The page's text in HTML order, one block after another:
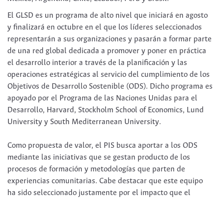
El GLSD es un programa de alto nivel que iniciará en agosto
y finalizará en octubre en el que los líderes seleccionados
representarán a sus organizaciones y pasarán a formar parte
de una red global dedicada a promover y poner en práctica
el desarrollo interior a través de la planificación y las
operaciones estratégicas al servicio del cumplimiento de los
Objetivos de Desarrollo Sostenible (ODS). Dicho programa es
apoyado por el Programa de las Naciones Unidas para el
Desarrollo, Harvard, Stockholm School of Economics, Lund
University y South Mediterranean University.
Como propuesta de valor, el PIS busca aportar a los ODS
mediante las iniciativas que se gestan producto de los
procesos de formación y metodologías que parten de
experiencias comunitarias. Cabe destacar que este equipo
ha sido seleccionado justamente por el impacto que el